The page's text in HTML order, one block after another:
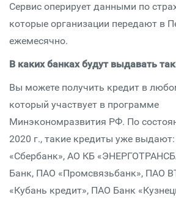
Сервис оперирует данными по
которые организации передают в
ежемесячно.
В каких банках будут выдавать
Вы можете получить кредит в
который участвует в программе
Минэкономразвития РФ. По
2020 г., такие кредиты уже
«Сбербанк», АО КБ
Банк, ПАО «Промсвязьбанк», ПАО
«Кубань кредит», ПАО Банк